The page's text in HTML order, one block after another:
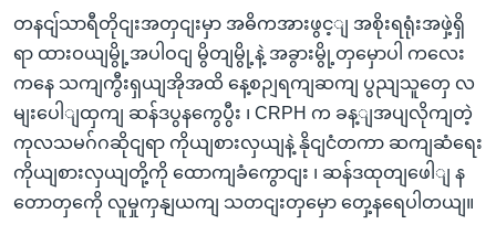
တနငျ်သာရီတိုငျးအတှငျးမှာ အဓိကအားဖွင့ျ အစိုးရရုံးအဖှဲ့ရှိ
ရာ ထားဝယျမွို့အပါဝငျ မွိတျမွို့နဲ့ အခွားမွို့တှမှောပါ ကလေး
ကနေ သကျကွီးရှယျအိုအထိ နေ့စဉျရကျဆကျ ပွညျသူတှေ လ
မျးပေါျထှကျ ဆန်ဒပွနကွေပွီး ၊ CRPH က ခန့ျအပျလိုကျတဲ့
ကုလသမဂ်ဂဆိုငျရာ ကိုယျစားလှယျနဲ့ နိုငျငံတကာ ဆကျဆံရေး
ကိုယျစားလှယျတို့ကို ထောကျခံကွောငျး ၊ ဆန်ဒထုတျဖေါျ န
တောတှကေို လူမှုကှနျယကျ သတငျးတှမှော တှေ့နရေပါတယျ။